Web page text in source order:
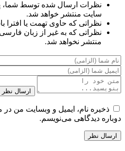
نظرات ارسال شده توسط شما،
سایت منتشر خواهد شد.
نظراتی که حاوی تهمت یا افترا
نظراتی که به غیر از زبان
منتشر نخواهد شد.
ارسال نظر
ذخیره نام، ایمیل و وبسایت من
دوباره دیدگاهی می‌نویسم.